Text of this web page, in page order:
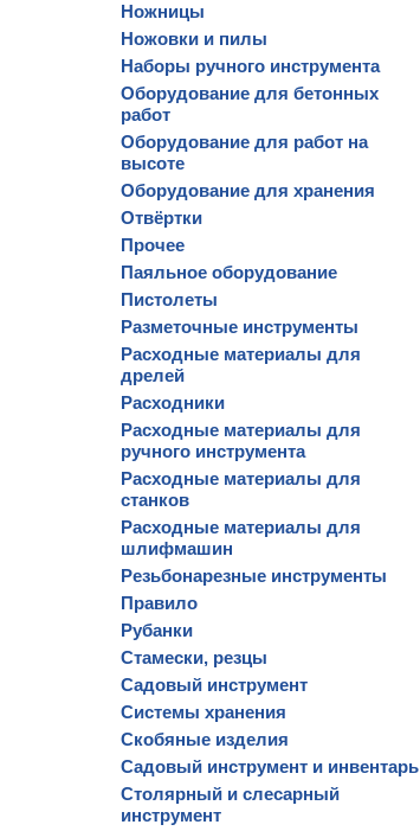
Ножницы
Ножовки и пилы
Наборы ручного инструмента
Оборудование для бетонных
работ
Оборудование для работ на
высоте
Оборудование для хранения
Отвёртки
Прочее
Паяльное оборудование
Пистолеты
Разметочные инструменты
Расходные материалы для
дрелей
Расходники
Расходные материалы для
ручного инструмента
Расходные материалы для
станков
Расходные материалы для
шлифмашин
Резьбонарезные инструменты
Правило
Рубанки
Стамески, резцы
Садовый инструмент
Системы хранения
Скобяные изделия
Садовый инструмент и инвентарь
Столярный и слесарный
инструмент